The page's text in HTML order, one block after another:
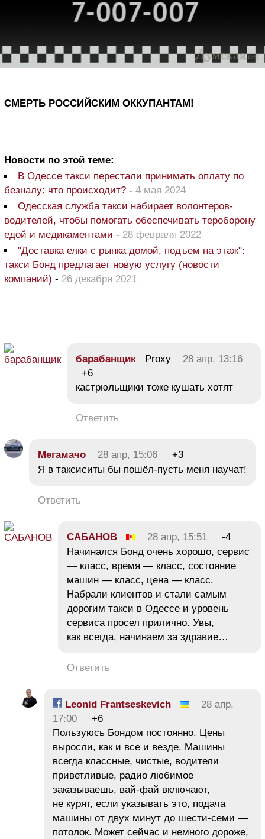
СМЕРТЬ РОССИЙСКИМ ОККУПАНТАМ!
Новости по этой теме:
В Одессе такси перестали принимать оплату по
безналу: что происходит? - 4 мая 2024
Одесская служба такси набирает волонтеров-
водителей, чтобы помогать обеспечивать тероборону
едой и медикаментами - 28 февраля 2022
"Доставка елки с рынка домой, подъем на этаж":
такси Бонд предлагает новую услугу (новости
компаний) - 26 декабря 2021
барабанщик Proxy
28 апр, 13:16
+6
кастрюльщики тоже кушать хотят
Ответить
Мегамачо 28 апр, 15:06
+3
Я в таксиситы бы пошёл-пусть меня научат!
Ответить
СAБAHOB 28 апр, 15:51
-4
Начинался Бонд очень хорошо, сервис
— класс, время — класс, состояние
машин — класс, цена — класс.
Набрали клиентов и стали самым
дорогим такси в Одессе и уровень
сервиса просел прилично. Увы,
как всегда, начинаем за здравие…
Ответить
Leonid Frantseskevich
28 апр,
17:00
+6
Пользуюсь Бондом постоянно. Цены
выросли, как и все и везде. Машины
всегда классные, чистые, водители
приветливые, радио любимое
заказываешь, вай-фай включают,
не курят, если указывать это, подача
машины от двух минут до шести-семи —
потолок. Может сейчас и немного дороже,